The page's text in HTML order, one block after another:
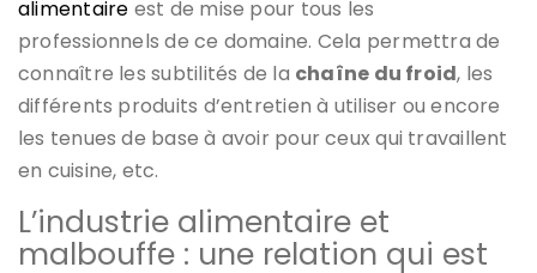
alimentaire est de mise pour tous les
professionnels de ce domaine. Cela permettra de
connaître les subtilités de la chaîne du froid, les
différents produits d’entretien à utiliser ou encore
les tenues de base à avoir pour ceux qui travaillent
en cuisine, etc.
L’industrie alimentaire et
malbouffe : une relation qui est